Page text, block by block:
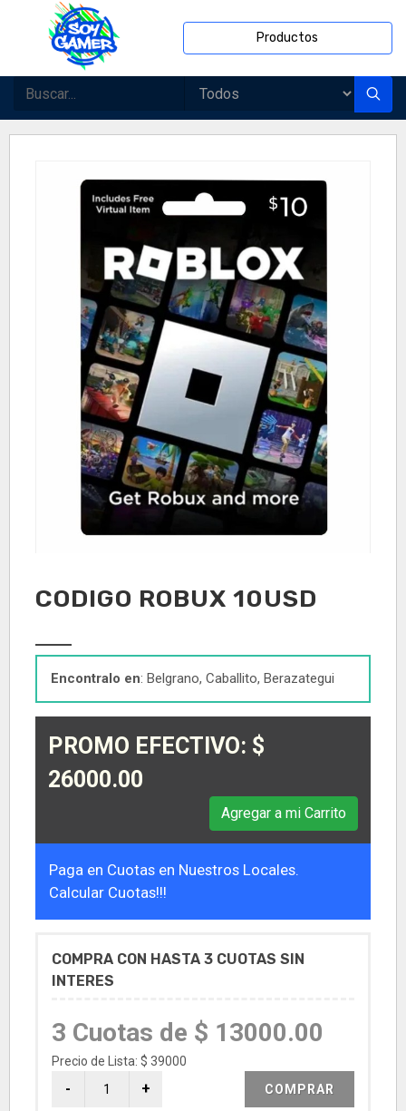
Productos
CODIGO ROBUX 10USD
Encontralo en: Belgrano, Caballito, Berazategui
PROMO EFECTIVO: $
26000.00
Agregar a mi Carrito
Paga en Cuotas en Nuestros Locales.
Calcular Cuotas!!!
COMPRA CON HASTA 3 CUOTAS SIN
INTERES
3 Cuotas de $ 13000.00
Precio de Lista: $ 39000
COMPRAR